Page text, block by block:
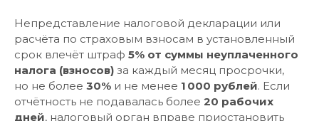
Непредставление налоговой декларации или
расчёта по страховым взносам в установленный
срок влечёт штраф 5% от суммы неуплаченного
налога (взносов) за каждый месяц просрочки,
но не более 30% и не менее 1 000 рублей. Если
отчётность не подавалась более 20 рабочих
дней, налоговый орган вправе приостановить